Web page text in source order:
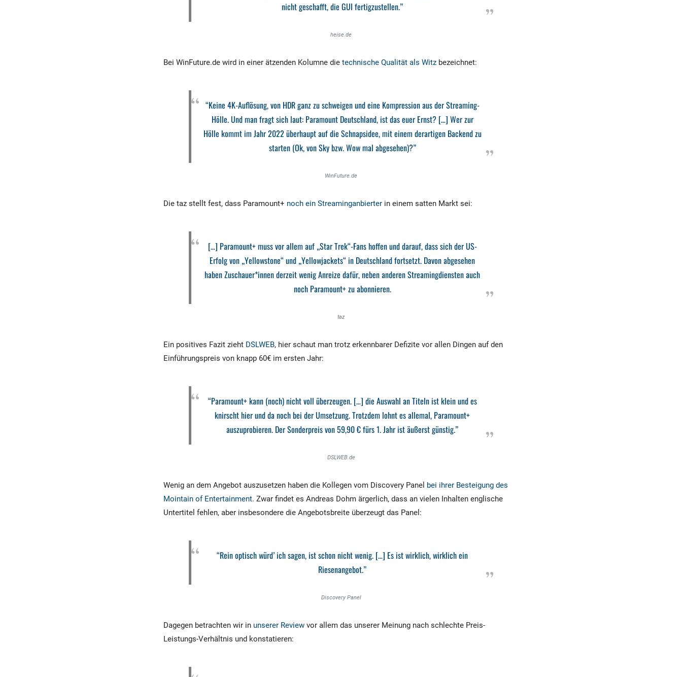
nicht geschafft, die GUI fertigzustellen.”
heise.de
Bei WinFuture.de wird in einer ätzenden Kolumne die technische Qualität als Witz bezeichnet:
“Keine 4K-Auflösung, von HDR ganz zu schweigen und eine Kompression aus der Streaming-
Hölle. Und man fragt sich laut: Paramount Deutschland, ist das euer Ernst? […] Wer zur
Hölle kommt im Jahr 2022 überhaupt auf die Schnapsidee, mit einem derartigen Backend zu
starten (Ok, von Sky bzw. Wow mal abgesehen)?”
WinFuture.de
Die taz stellt fest, dass Paramount+ noch ein Streaminganbierter in einem satten Markt sei:
[…] Paramount+ muss vor allem auf „Star Trek“-Fans hoffen und darauf, dass sich der US-
Erfolg von „Yellowstone“ und „Yellowjackets“ in Deutschland fortsetzt. Davon abgesehen
haben Zu­schaue­r*in­nen derzeit wenig Anreize dafür, neben anderen Streamingdiensten auch
noch Paramount+ zu abonnieren.
taz
Ein positives Fazit zieht DSLWEB, hier schaut man trotz erkennbarer Defizite vor allen Dingen auf den
Einführungspreis von knapp 60€ im ersten Jahr:
“Paramount+ kann (noch) nicht voll überzeugen. […] die Auswahl an Titeln ist klein und es
knirscht hier und da noch bei der Umsetzung. Trotzdem lohnt es allemal, Paramount+
auszuprobieren. Der Sonderpreis von 59,90 € fürs 1. Jahr ist äußerst günstig.”
DSLWEB.de
Wenig an dem Angebot auszusetzen haben die Kollegen vom Discovery Panel bei ihrer Besteigung des
Mointain of Entertainment. Zwar findet es Andreas Dohm ärgerlich, dass an vielen Inhalten englische
Untertitel fehlen, aber insbesondere die Angebotsbreite überzeugt das Panel:
“Rein optisch würd’ ich sagen, ist schon nicht wenig. […] Es ist wirklich, wirklich ein
Riesenangebot.”
Discovery Panel
Dagegen betrachten wir in unserer Review vor allem das unserer Meinung nach schlechte Preis-
Leistungs-Verhältnis und konstatieren: